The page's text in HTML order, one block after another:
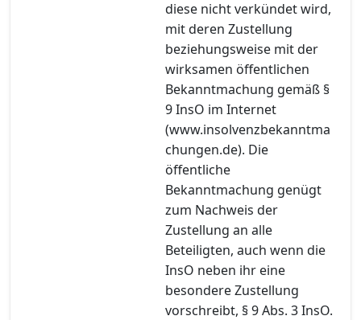
diese nicht verkündet wird,
mit deren Zustellung
beziehungsweise mit der
wirksamen öffentlichen
Bekanntmachung gemäß §
9 InsO im Internet
(www.insolvenzbekanntma
chungen.de). Die
öffentliche
Bekanntmachung genügt
zum Nachweis der
Zustellung an alle
Beteiligten, auch wenn die
InsO neben ihr eine
besondere Zustellung
vorschreibt, § 9 Abs. 3 InsO.